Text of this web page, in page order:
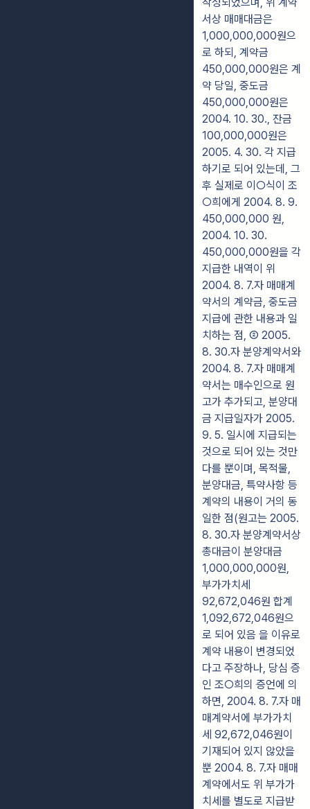
서상 매매대금은
1,000,000,000원으
로 하되, 계약금
450,000,000원은 계
약 당일, 중도금
450,000,000원은
2004. 10. 30., 잔금
100,000,000원은
2005. 4. 30. 각 지급
하기로 되어 있는데, 그
후 실제로 이○식이 조
○희에게 2004. 8. 9.
450,000,000 원,
2004. 10. 30.
450,000,000원을 각
지급한 내역이 위
2004. 8. 7.자 매매계
약서의 계약금, 중도금
지급에 관한 내용과 일
치하는 점, ② 2005.
8. 30.자 분양계약서와
2004. 8. 7.자 매매계
약서는 매수인으로 원
고가 추가되고, 분양대
금 지급일자가 2005.
9. 5. 일시에 지급되는
것으로 되어 있는 것만
다를 뿐이며, 목적물,
분양대금, 특약사항 등
계약의 내용이 거의 동
일한 점(원고는 2005.
8. 30.자 분양계약서상
총대금이 분양대금
1,000,000,000원,
부가가치세
92,672,046원 합계
1,092,672,046원으
로 되어 있음 을 이유로
계약 내용이 변경되었
다고 주장하나, 당심 증
인 조○희의 증언에 의
하면, 2004. 8. 7.자 매
매계약서에 부가가치
세 92,672,046원이
기재되어 있지 않았을
뿐 2004. 8. 7.자 매매
계약에서도 위 부가가
치세를 별도로 지급받